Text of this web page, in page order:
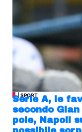
| SPORT
Serie A, le
secondo
pole, Napoli